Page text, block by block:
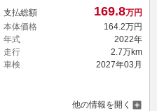
支払総額 169.8万円
本体価格
164.2万円
年式
2022年
走行
2.7万km
車検
2027年03月
他の情報を開く